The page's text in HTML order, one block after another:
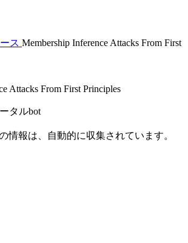
ス Membership Inference Attacks From First
Attacks From First Principles
タルbot
情報は、自動的に収集されています。